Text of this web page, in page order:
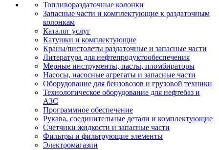
Топливораздаточные колонки
Запасные части и комплектующие к раздаточным
колонкам
Каталог услуг
Катушки и комплектующие
Краны/пистолеты раздаточные и запасные части
Литература для нефтепродуктообеспечения
Мерные инструменты, пасты, пломбираторы
Насосы, насосные агрегаты и запасные части
Оборудование для бензовозов и грузовой техники
Технологическое оборудование для нефтебаз и
АЗС
Программное обеспечение
Рукава, соединительные детали и комплектующие
Счетчики жидкости и запасные части
Фильтры и фильтрующие элементы
Электромагазин